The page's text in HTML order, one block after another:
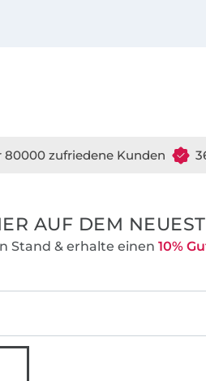
schwierigen Stellen mit
damit Du jeden
viel Freude beim Nähen und
zur Seite.
TOSCAminnis
80000 zufriedene Kunden
AUF DEM
Stand & erhalte einen 10%